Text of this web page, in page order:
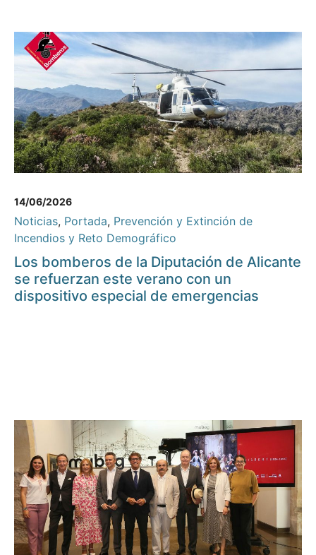
14/06/2026
Noticias, Portada, Prevención y Extinción de
Incendios y Reto Demográfico
Los bomberos de la Diputación de Alicante
se refuerzan este verano con un
dispositivo especial de emergencias